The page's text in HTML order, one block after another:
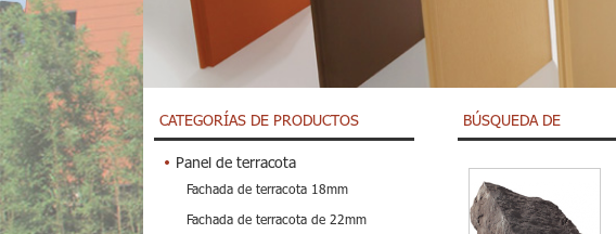
CATEGORÍAS DE PRODUCTOS
Panel de terracota
Fachada de terracota 18mm
Fachada de terracota de 22mm
BÚSQUEDA DE